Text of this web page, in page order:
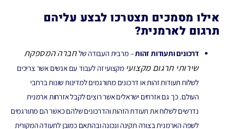
אילו מסמכים תצטרכו לבצע עליהם
תרגום לארמנית?
דרכונים ותעודות זהות–מרבית העבודה של חברה המספקת
שירותי תרגום מקצועי מקצועי זה לעבוד עם אנשים אשר צריכים
לשלוח תעודות זהות או דרכונים מתורגמים למדינות שונות ברחבי
העולם. כך גם אזרחים ישראלים אשר רוצים לקבל אזרחות ארמנית
נדרשים לשלוח את תעודת הזהות והדרכונים שלהם כאשר הם מתורגמים
לשפה הארמנית בצורה תקינה ונכונה ובהתאם כמובן לתעודה המקורית